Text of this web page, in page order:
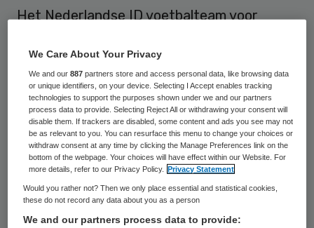
Het Nederlandse ID voetbalteam voor
Europees kampioen voetbal geworden.
Pikant detail: de ID-voetballers pakten de
titel op dezelfde dag dat het Nederlands
elftal op het reguliere EK roemloos ten
onder ging tegen Portugal.
HetID-teamvan bondscoachRené Bouma
speelde de finale in Zweden tegen het
verrassend sterke Polen. Nederland wist
We Care About Your Privacy
We and our887 partners store and access personal data, like browsing data
or unique identifiers, on your device. Selecting I Accept enables tracking
technologies to support the purposes shown under we and our partners
process data to provide. Selecting Reject All or withdrawing your consent will
disable them. If trackers are disabled, some content and ads you see may not
be as relevant to you. You can resurface this menu to change your choices or
withdraw consent at any time by clicking the Manage Preferences link on the
bottom of the webpage. Your choices will have effect within our Website. For
more details, refer to our Privacy Policy.
Privacy Statement
Would you rather not? Then we only place essential and statistical cookies,
these do not record any data about you as a person
We and our partners process data to provide: